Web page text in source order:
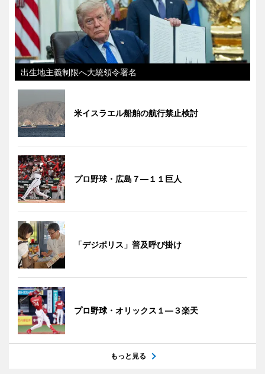
出生地主義制限へ大統領令署名
米イスラエル船舶の航行禁止検討
プロ野球・広島７―１１巨人
「デジポリス」普及呼び掛け
プロ野球・オリックス１―３楽天
もっと見る